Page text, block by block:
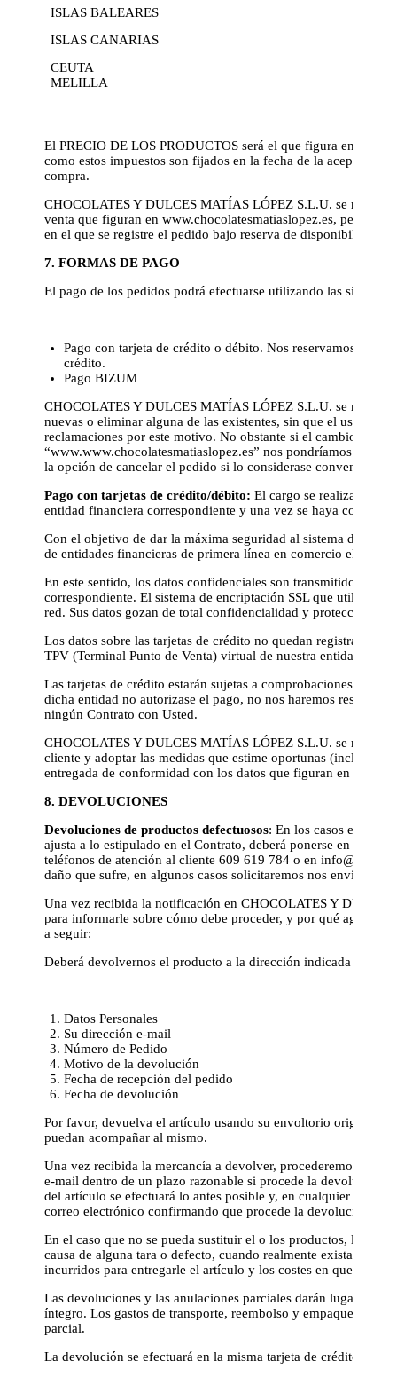
ISLAS BALEARES
ISLAS CANARIAS
CEUTA
MELILLA
El PRECIO DE LOS PRODUCTOS será el que figura en el
como estos impuestos son fijados en la fecha de la
compra.
CHOCOLATES Y DULCES MATÍAS LÓPEZ S.L.U. se
venta que figuran en www.chocolatesmatiaslopez.es, pero los
en el que se registre el pedido bajo reserva de disponibilidad
7. FORMAS DE PAGO
El pago de los pedidos podrá efectuarse utilizando las
Pago con tarjeta de crédito o débito. Nos reservamos el
crédito.
Pago BIZUM
CHOCOLATES Y DULCES MATÍAS LÓPEZ S.L.U. se
nuevas o eliminar alguna de las existentes, sin que el usuario/
reclamaciones por este motivo. No obstante si el cambio en la
“www.www.chocolatesmatiaslopez.es” nos pondríamos en
la opción de cancelar el pedido si lo considerase conveniente.
Pago con tarjetas de crédito/débito: El cargo se realiza
entidad financiera correspondiente y una vez se haya
Con el objetivo de dar la máxima seguridad al sistema de
de entidades financieras de primera línea en comercio
En este sentido, los datos confidenciales son transmitidos
correspondiente. El sistema de encriptación SSL que
red. Sus datos gozan de total confidencialidad y protección.
Los datos sobre las tarjetas de crédito no quedan registrados
TPV (Terminal Punto de Venta) virtual de nuestra entidad
Las tarjetas de crédito estarán sujetas a comprobaciones y
dicha entidad no autorizase el pago, no nos haremos
ningún Contrato con Usted.
CHOCOLATES Y DULCES MATÍAS LÓPEZ S.L.U. se
cliente y adoptar las medidas que estime oportunas (incluida
entregada de conformidad con los datos que figuran en el
8. DEVOLUCIONES
Devoluciones de productos defectuosos: En los casos en que
ajusta a lo estipulado en el Contrato, deberá ponerse en
teléfonos de atención al cliente 609 619 784 o en
daño que sufre, en algunos casos solicitaremos nos envíen foto
Una vez recibida la notificación en CHOCOLATES Y
para informarle sobre cómo debe proceder, y por qué agencia
a seguir:
Deberá devolvernos el producto a la dirección indicada en la
Datos Personales
Su dirección e-mail
Número de Pedido
Motivo de la devolución
Fecha de recepción del pedido
Fecha de devolución
Por favor, devuelva el artículo usando su envoltorio original
puedan acompañar al mismo.
Una vez recibida la mercancía a devolver, procederemos a
e-mail dentro de un plazo razonable si procede la devolución
del artículo se efectuará lo antes posible y, en cualquier caso,
correo electrónico confirmando que procede la devolución o
En el caso que no se pueda sustituir el o los productos, las
causa de alguna tara o defecto, cuando realmente exista, le
incurridos para entregarle el artículo y los costes en que
Las devoluciones y las anulaciones parciales darán lugar a
íntegro. Los gastos de transporte, reembolso y empaquetado
parcial.
La devolución se efectuará en la misma tarjeta de crédito o